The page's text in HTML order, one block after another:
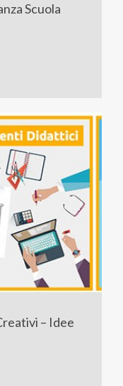
Scuola
– Idee